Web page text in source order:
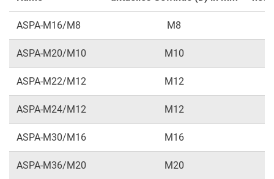
ASPA-M16/M8 M8
ASPA-M20/M10 M10
ASPA-M22/M12 M12
ASPA-M24/M12 M12
ASPA-M30/M16 M16
ASPA-M36/M20 M20